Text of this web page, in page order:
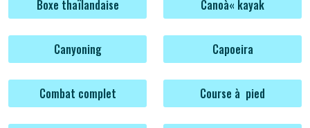
Boxe thaïlandaise Canoà« kayak
Canyoning Capoeira
Combat complet Course à pied